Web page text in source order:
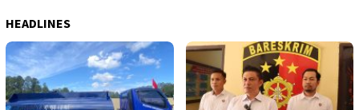
HEADLINES